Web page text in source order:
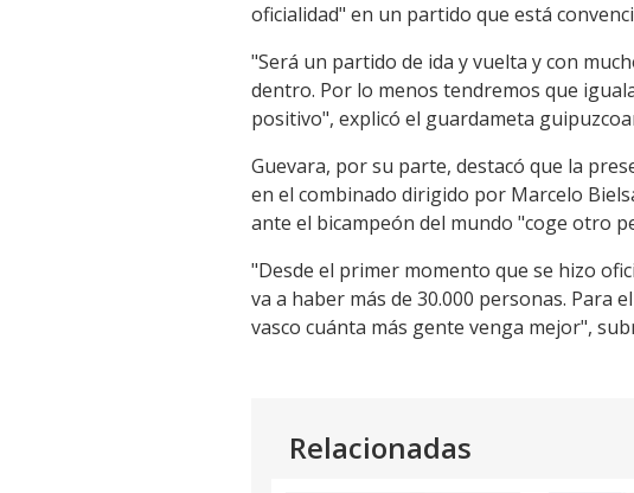
oficialidad" en un partido que está
"Será un partido de ida y vuelta y con
dentro. Por lo menos tendremos que
positivo", explicó el guardameta
Guevara, por su parte, destacó que la
en el combinado dirigido por Marcelo
ante el bicampeón del mundo "coge otro
"Desde el primer momento que se hizo
va a haber más de 30.000 personas. Para
vasco cuánta más gente venga mejor",
Relacionadas